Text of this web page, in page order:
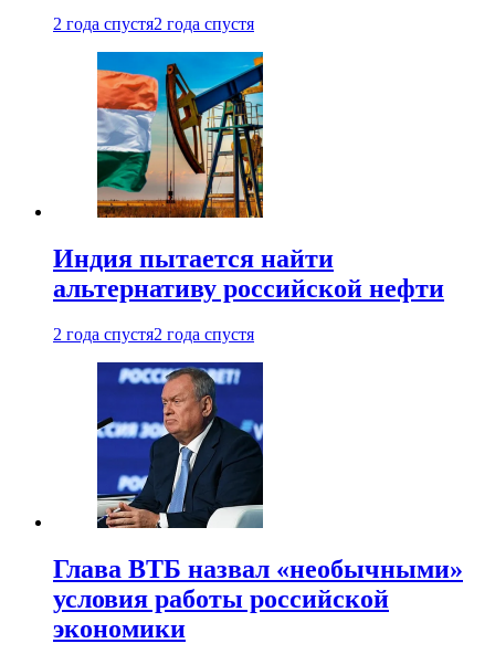
2 года спустя2 года спустя
Индия пытается найти
альтернативу российской нефти
2 года спустя2 года спустя
Глава ВТБ назвал «необычными»
условия работы российской
экономики